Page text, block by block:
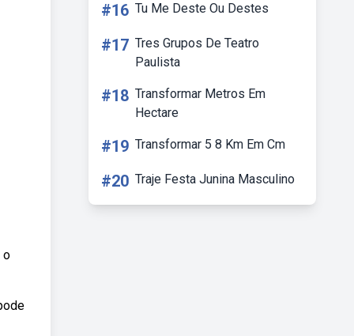
o
#16 Tu Me Deste Ou Destes
#17 Tres Grupos De Teatro
Paulista
#18 Transformar Metros Em
Hectare
#19 Transformar 5 8 Km Em Cm
#20 Traje Festa Junina Masculino